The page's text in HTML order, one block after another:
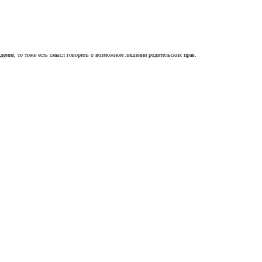
то тоже есть смысл говорить о возможном лишении родительских прав.